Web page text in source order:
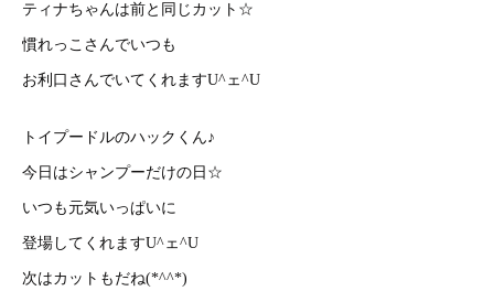
ティナちゃんは前と同じカット☆
慣れっこさんでいつも
お利口さんでいてくれますU^ェ^U
トイプードルのハックくん♪
今日はシャンプーだけの日☆
いつも元気いっぱいに
登場してくれますU^ェ^U
次はカットもだね(*^^*)